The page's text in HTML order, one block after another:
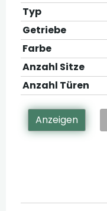
Typ
Getriebe
Farbe
Anzahl Sitze
Anzahl Türen
Anzeigen